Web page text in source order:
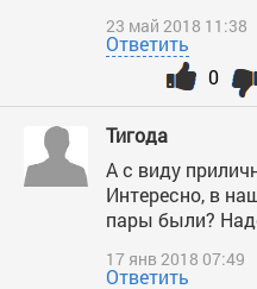
23 май 2018 11:38
Ответить
0
Тигода
А с виду
Интересно, в
пары были?
17 янв 2018 07:49
Ответить